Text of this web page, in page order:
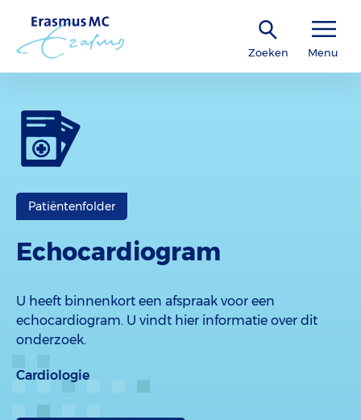
Zoeken Menu
Patiëntenfolder
Echocardiogram
U heeft binnenkort een afspraak voor een
echocardiogram. U vindt hier informatie over dit
onderzoek.
Cardiologie